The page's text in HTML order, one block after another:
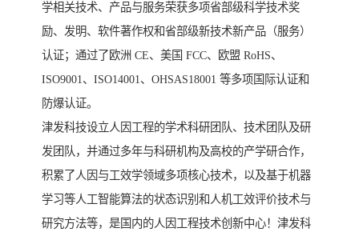
学相关技术、产品与服务荣获多项省部级科学技术奖
励、发明、软件著作权和省部级新技术新产品（服务）
认证；通过了欧洲 CE、美国 FCC、欧盟 RoHS、
ISO9001、ISO14001、OHSAS18001 等多项国际认证和
防爆认证。
津发科技设立人因工程的学术科研团队、技术团队及研
发团队，并通过多年与科研机构及高校的产学研合作，
积累了人因与工效学领域多项核心技术，以及基于机器
学习等人工智能算法的状态识别和人机工效评价技术与
研究方法等，是国内的人因工程技术创新中心！津发科